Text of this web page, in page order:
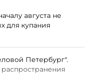
августа не
для купания
Петербург".